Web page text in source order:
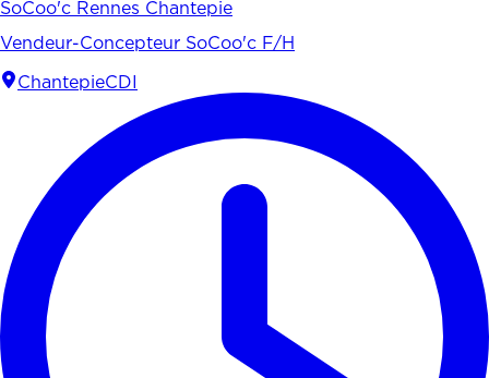
SoCoo'c Rennes Chantepie
Vendeur-Concepteur SoCoo'c F/H
ChantepieCDI